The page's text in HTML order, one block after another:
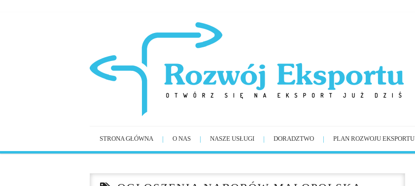
STRONA GŁÓWNA O NAS NASZE USŁUGI DORADZTWO PLAN ROZWOJU EKSPORTU